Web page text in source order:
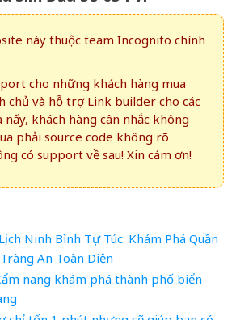
này thuộc team Incognito chính
cho những khách hàng mua
chủ và hỗ trợ Link builder cho các
nấy, khách hàng cân nhắc không
phải source code không rõ
có support về sau! Xin cám ơn!
Ninh Bình Tự Túc: Khám Phá Quần
An Toàn Diện
nang khám phá thành phố biển